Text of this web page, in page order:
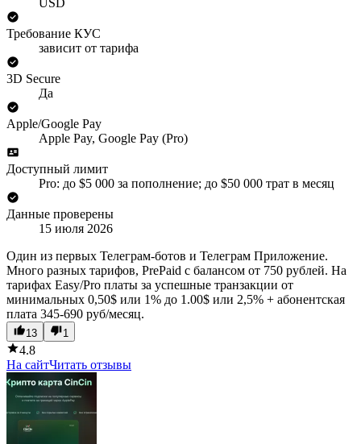
USD
Требование КУС
зависит от тарифа
3D Secure
Да
Apple/Google Pay
Apple Pay, Google Pay (Pro)
Доступный лимит
Pro: до $5 000 за пополнение; до $50 000 трат в месяц
Данные проверены
15 июля 2026
Один из первых Телеграм-ботов и Телеграм Приложение.
Много разных тарифов, PrePaid c балансом от 750 рублей. На
тарифах Easy/Pro платы за успешные транзакции от
минимальных 0,50$ или 1% до 1.00$ или 2,5% + абонентская
плата 345-690 руб/месяц.
13 1
4.8
На сайтЧитать отзывы